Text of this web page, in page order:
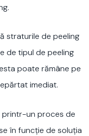
straturile de peeling
de tipul de peeling
poate rămâne pe
imediat.
printr-un proces de
în funcție de soluția